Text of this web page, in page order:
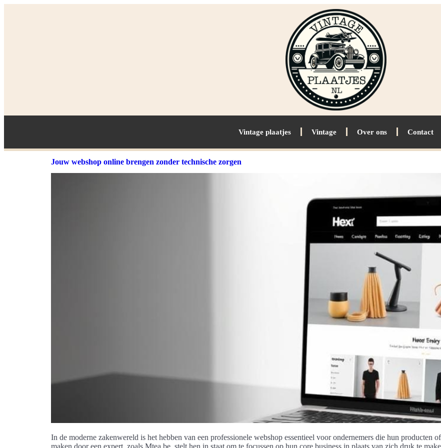
Vintage plaatjes Vintage Over ons Contact
Jouw webshop online brengen zonder technische zorgen
In de moderne zakenwereld is het hebben van een professionele webshop essentieel voor ondernemers die hun producten